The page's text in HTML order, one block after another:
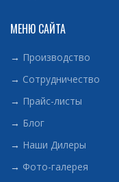
МЕНЮ САЙТА
→ Производство
→ Сотрудничество
→ Прайс-листы
→ Блог
→ Наши Дилеры
→ Фото-галерея